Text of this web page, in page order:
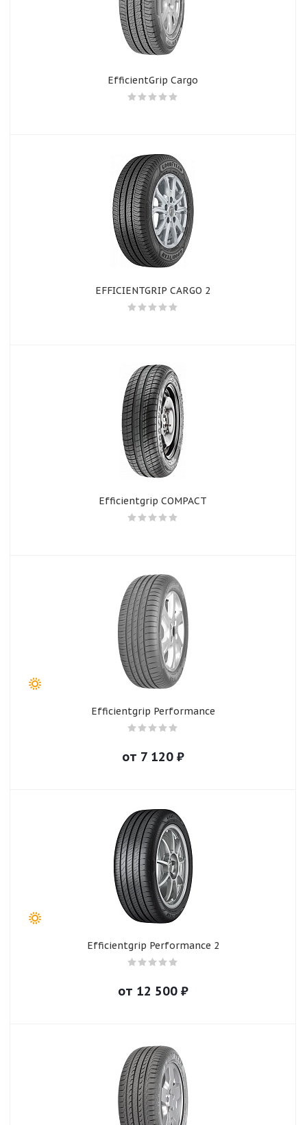
EfficientGrip Cargo
EFFICIENTGRIP CARGO 2
Efficientgrip COMPACT
Efficientgrip Performance
от 7 120₽
Efficientgrip Performance 2
от 12 500₽